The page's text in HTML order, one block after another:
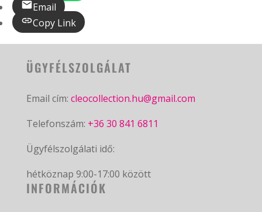
Email
Copy Link
ÜGYFÉLSZOLGÁLAT
Email cím: cleocollection.hu@gmail.com
Telefonszám: +36 30 841 6811
Ügyfélszolgálati idő:
hétköznap 9:00-17:00 között
INFORMÁCIÓK